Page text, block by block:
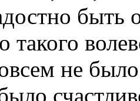
быть
такого
не